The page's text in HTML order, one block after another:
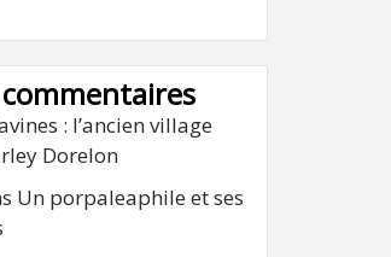
: l’ancien village
Dorelon
Un porpaleaphile et ses